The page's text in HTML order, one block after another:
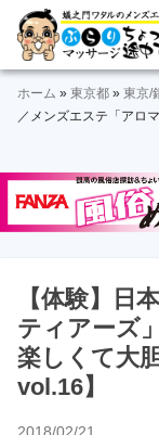
Skip
primary
navigation
Skip
main
Skip
primary
Skip
secondary
Skip
footer
メ
ン
エ
ス
験
レ
ポ
＆
画
ホーム » 東京都 » 東京/
／メンズエステ「アロ
【体験】日
ティアーズ
楽しくて大
vol.16】